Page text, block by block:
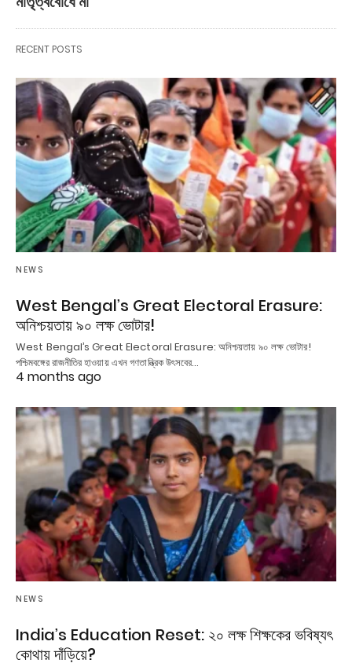
RECENT POSTS
NEWS
West Bengal’s Great Electoral Erasure:
অনিশ্চয়তায় ৯০ লক্ষ ভোটার!
West Bengal’s Great Electoral Erasure: অনিশ্চয়তায় ৯০ লক্ষ ভোটার!
পশ্চিমবঙ্গের রাজনীতির হাওয়ায় এখন গণতান্ত্রিক উৎসবের…
4 months ago
NEWS
India’s Education Reset: ২০ লক্ষ শিক্ষকের ভবিষ্যৎ
কোথায় দাঁড়িয়ে?